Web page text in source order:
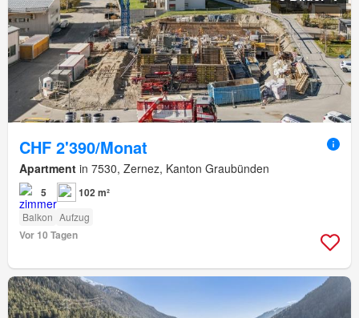
CHF 2'390/Monat
Apartment in 7530, Zernez, Kanton Graubünden
5 102 m²
Balkon Aufzug
Vor 10 Tagen